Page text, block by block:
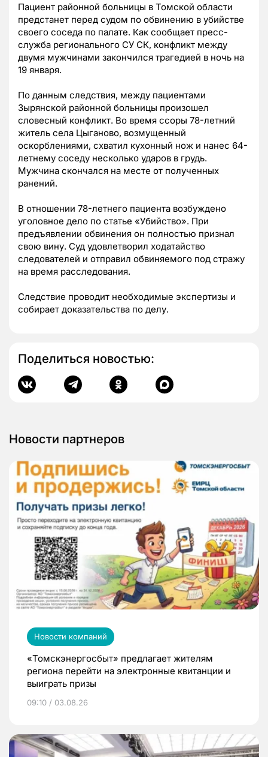
Пациент районной больницы в Томской области
предстанет перед судом по обвинению в убийстве
своего соседа по палате. Как сообщает пресс-
служба регионального СУ СК, конфликт между
двумя мужчинами закончился трагедией в ночь на
19 января.
По данным следствия, между пациентами
Зырянской районной больницы произошел
словесный конфликт. Во время ссоры 78-летний
житель села Цыганово, возмущенный
оскорблениями, схватил кухонный нож и нанес 64-
летнему соседу несколько ударов в грудь.
Мужчина скончался на месте от полученных
ранений.
В отношении 78-летнего пациента возбуждено
уголовное дело по статье «Убийство». При
предъявлении обвинения он полностью признал
свою вину. Суд удовлетворил ходатайство
следователей и отправил обвиняемого под стражу
на время расследования.
Следствие проводит необходимые экспертизы и
собирает доказательства по делу.
Поделиться новостью:
Новости партнеров
Новости компаний
«Томскэнергосбыт» предлагает жителям
региона перейти на электронные квитанции и
выиграть призы
09:10 / 03.08.26